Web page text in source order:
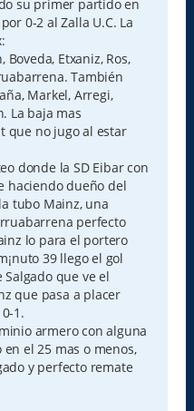
su primer partido en
0-2 al Zalla U.C. La
Etxaniz, Ros,
También
Markel, Arregi,
La baja mas
que no jugo al estar
donde la SD Eibar con
haciendo dueño del
tubo Mainz, una
perfecto
lo para el portero
39 llego el gol
que ve el
que pasa a placer
1.
armero con alguna
el 25 mas o menos,
y perfecto remate